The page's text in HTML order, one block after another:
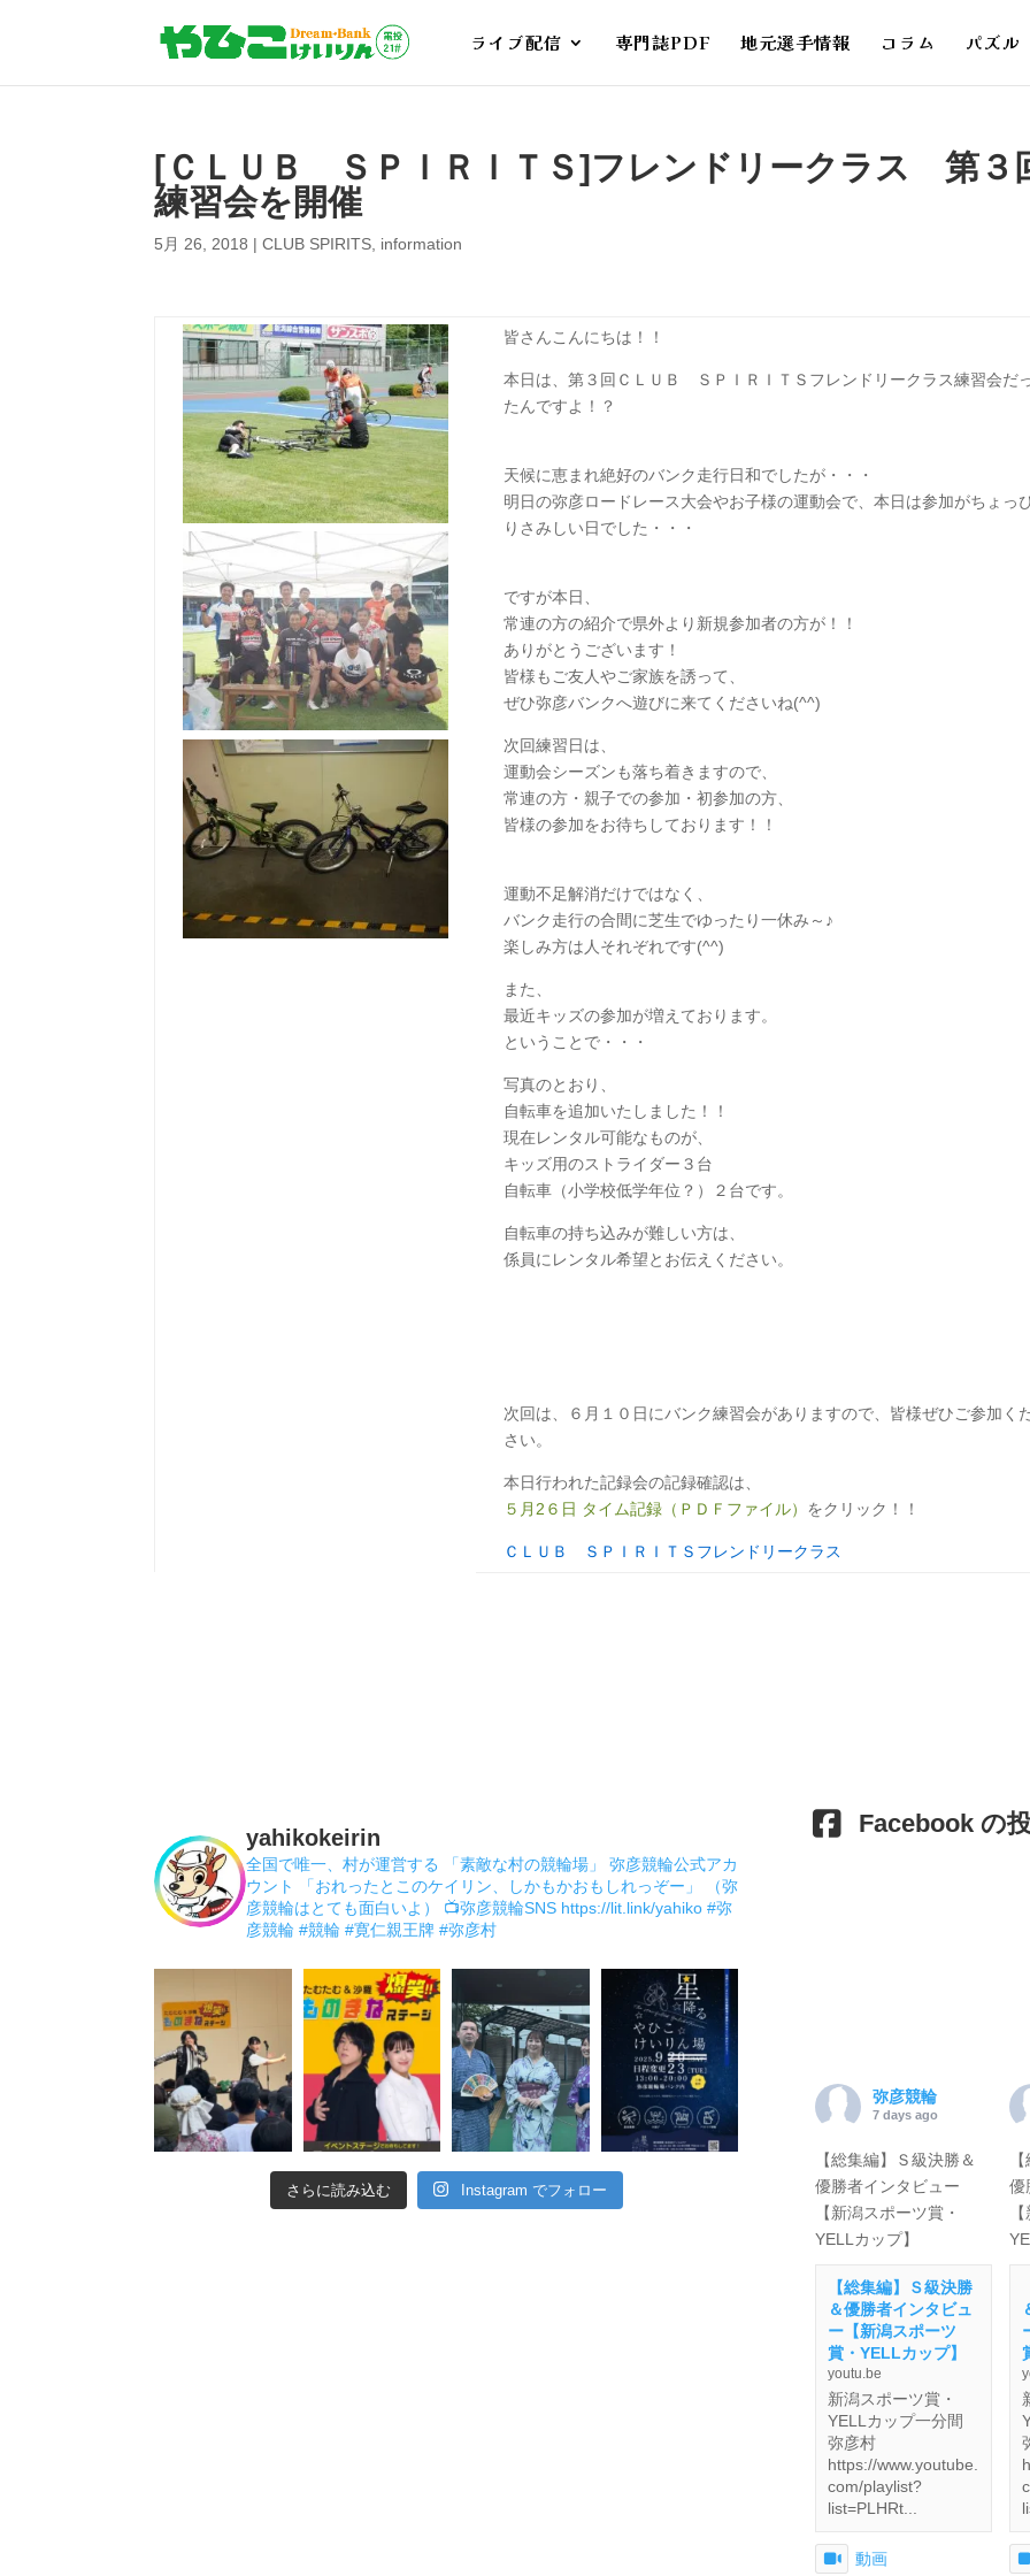
ライブ配信 専門誌PDF 地元選手情報 コラム パズル
[ＣＬＵＢ ＳＰＩＲＩＴＳ]フレンドリークラス 第３
練習会を開催
5月 26, 2018 |CLUB SPIRITS information
皆さんこんにちは！！
本日は、第３回ＣＬＵＢ ＳＰＩＲＩＴＳフレンドリークラス練習会だ
たんですよ！？
天候に恵まれ絶好のバンク走行日和でしたが・・・
明日の弥彦ロードレース大会やお子様の運動会で、本日は参加がちょっ
りさみしい日でした・・・
ですが本日、
常連の方の紹介で県外より新規参加者の方が！！
ありがとうございます！
皆様もご友人やご家族を誘って、
ぜひ弥彦バンクへ遊びに来てくださいね(^^)
次回練習日は、
運動会シーズンも落ち着きますので、
常連の方・親子での参加・初参加の方、
皆様の参加をお待ちしております！！
運動不足解消だけではなく、
バンク走行の合間に芝生でゆったり一休み～♪
楽しみ方は人それぞれです(^^)
また、
最近キッズの参加が増えております。
ということで・・・
写真のとおり、
自転車を追加いたしました！！
現在レンタル可能なものが、
キッズ用のストライダー３台
自転車（小学校低学年位？）２台です。
自転車の持ち込みが難しい方は、
係員にレンタル希望とお伝えください。
次回は、６月１０日にバンク練習会がありますので、皆様ぜひご参加く
さい。
本日行われた記録会の記録確認は、
５月2６日 タイム記録（ＰＤＦファイル） をクリック！！
ＣＬＵＢ ＳＰＩＲＩＴＳフレンドリークラス
yahikokeirin
全国で唯一、村が運営する 「素敵な村の競輪場」 弥彦競輪公式アカ
ウント 「おれったとこのケイリン、しかもかおもしれっぞー」 （弥
彦競輪はとても面白いよ） 📺弥彦競輪SNS https://lit.link/yahiko#弥
彦競輪#競輪#寛仁親王牌 #弥彦村
さらに読み込む Instagram でフォロー
Facebook の
弥彦競輪
7 days ago
【総集編】Ｓ級決勝＆
優勝者インタビュー
【新潟スポーツ賞・
YELLカップ】
【総集編】Ｓ級決勝
＆優勝者インタビュ
ー【新潟スポーツ
賞・YELLカップ】
youtu.be
新潟スポーツ賞・
YELLカップ一分間
弥彦村
https://www.youtube.
com/playlist?
list=PLHRt...
動画
優